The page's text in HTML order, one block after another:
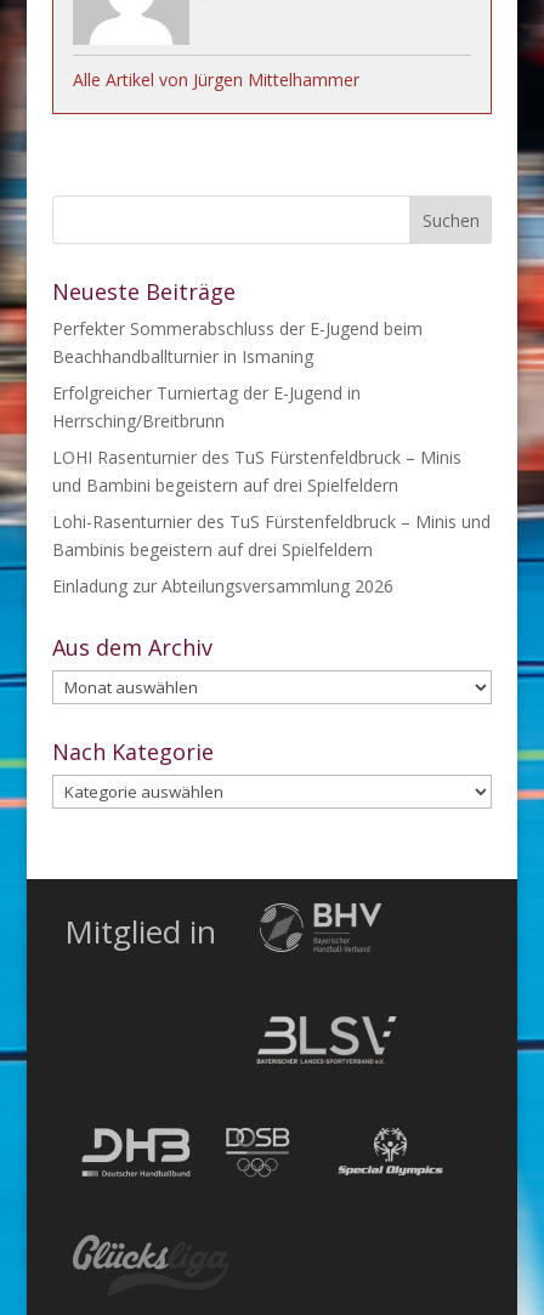
Alle Artikel von Jürgen Mittelhammer
Neueste Beiträge
Perfekter Sommerabschluss der E-Jugend beim
Beachhandballturnier in Ismaning
Erfolgreicher Turniertag der E-Jugend in
Herrsching/Breitbrunn
LOHI Rasenturnier des TuS Fürstenfeldbruck – Minis
und Bambini begeistern auf drei Spielfeldern
Lohi-Rasenturnier des TuS Fürstenfeldbruck – Minis und
Bambinis begeistern auf drei Spielfeldern
Einladung zur Abteilungsversammlung 2026
Aus dem Archiv
Aus
dem
Archiv
Nach Kategorie
Nach
Kategorie
Mitglied in